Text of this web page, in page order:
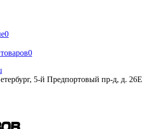
0
0
5-й Предпортовый пр-д, д. 26Е